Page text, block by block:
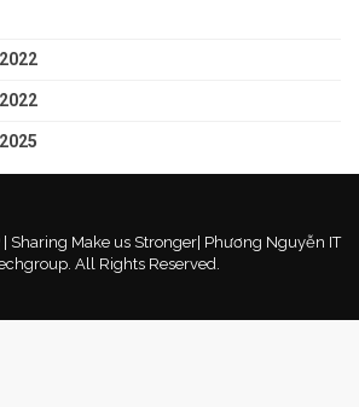
Sharing Make us Stronger| Phương Nguyễn IT
All Rights Reserved.